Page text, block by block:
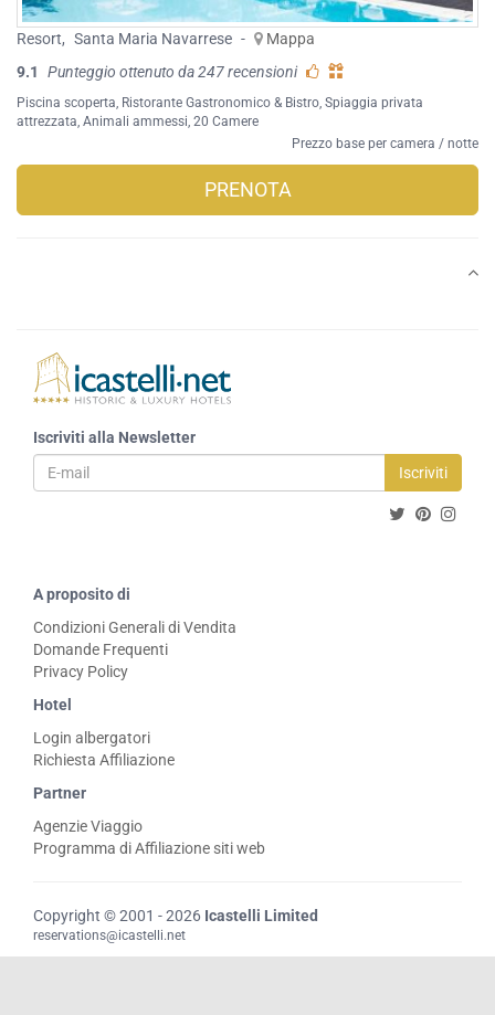
Resort, Santa Maria Navarrese -
Mappa
9.1
Punteggio ottenuto da 247 recensioni
Piscina scoperta Ristorante Gastronomico & Bistro Spiaggia privata
attrezzata Animali ammessi , 20 Camere
Prezzo base per camera / notte
PRENOTA
Iscriviti alla Newsletter
Iscriviti
A proposito di
Condizioni Generali di Vendita
Domande Frequenti
Privacy Policy
Hotel
Login albergatori
Richiesta Affiliazione
Partner
Agenzie Viaggio
Programma di Affiliazione siti web
Copyright © 2001 - 2026 Icastelli Limited
reservations@icastelli.net